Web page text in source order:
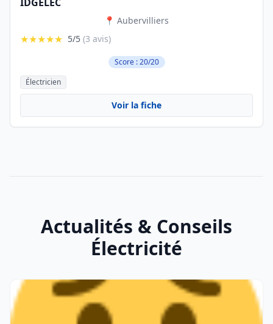
📍 Aubervilliers
★★★★★ 5/5 (3 avis)
Score : 20/20
Électricien
Voir la fiche
Actualités & Conseils
Électricité